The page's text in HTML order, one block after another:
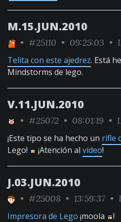
M.15.JUN.2010
• #25110 • 09:25:03 •
Telita con este ajedrez. Está
Mindstorms de lego.
V.11.JUN.2010
• #25072 • 08:01:19 •
¡Este tipo se ha hecho un rifle
Lego!
¡Atención al vídeo!
J.03.JUN.2010
• #25008 • 13:59:37 •
Impresora de Lego ¡moola !